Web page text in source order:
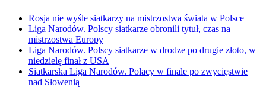
Rosja nie wyśle siatkarzy na mistrzostwa świata w Polsce
Liga Narodów. Polscy siatkarze obronili tytuł, czas na
mistrzostwa Europy
Liga Narodów. Polscy siatkarze w drodze po drugie złoto, w
niedzielę finał z USA
Siatkarska Liga Narodów. Polacy w finale po zwycięstwie
nad Słowenią